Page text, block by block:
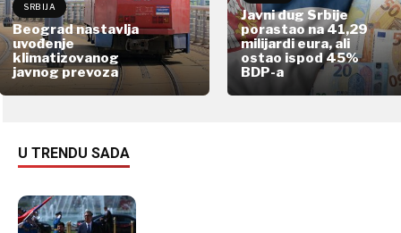
SRBIJA
Beograd nastavlja
uvođenje
klimatizovanog
javnog prevoza
Javni dug Srbije
porastao na 41,29
milijardi eura, ali
ostao ispod 45%
BDP-a
U TRENDU SADA